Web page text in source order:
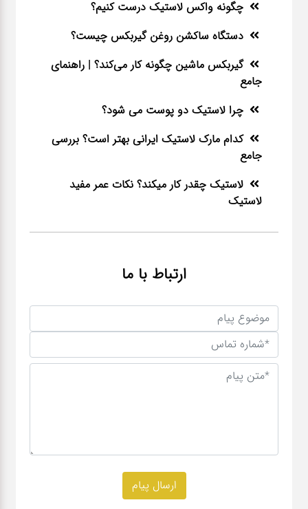
چگونه واکس لاستیک درست کنیم؟
دستگاه ساکشن روغن گیربکس چیست؟
گیربکس ماشین چگونه کار می‌کند؟ | راهنمای
جامع
چرا لاستیک دو پوست می شود؟
کدام مارک لاستیک ایرانی بهتر است؟ بررسی
جامع
لاستیک چقدر کار میکند؟ نکات عمر مفید
لاستیک
ارتباط با ما